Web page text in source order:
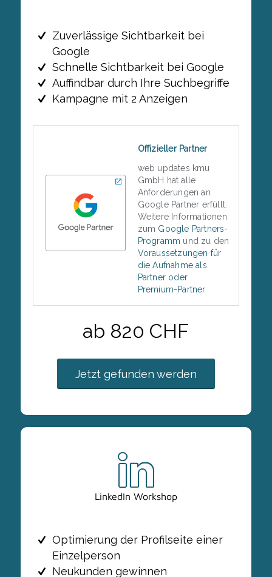
Zuverlässige Sichtbarkeit bei
Google
Schnelle Sichtbarkeit bei Google
Auffindbar durch Ihre Suchbegriffe
Kampagne mit 2 Anzeigen
Offizieller Partner
web updates kmu
GmbH hat alle
Anforderungen an
Google Partner erfüllt.
Weitere Informationen
zum Google Partners-
Programm und zu den
Voraussetzungen für
die Aufnahme als
Partner oder
Premium-Partner
ab 820 CHF
Jetzt gefunden werden
LinkedIn Workshop
Optimierung der Profilseite einer
Einzelperson
Neukunden gewinnen